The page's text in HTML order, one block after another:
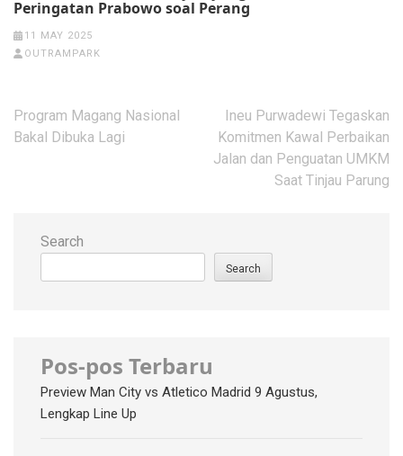
Peringatan Prabowo soal Perang
11 MAY 2025
OUTRAMPARK
Post
navigation
Program Magang Nasional
Bakal Dibuka Lagi
Ineu Purwadewi Tegaskan
Komitmen Kawal Perbaikan
Jalan dan Penguatan UMKM
Saat Tinjau Parung
Search
Search
Pos-pos Terbaru
Preview Man City vs Atletico Madrid 9 Agustus,
Lengkap Line Up